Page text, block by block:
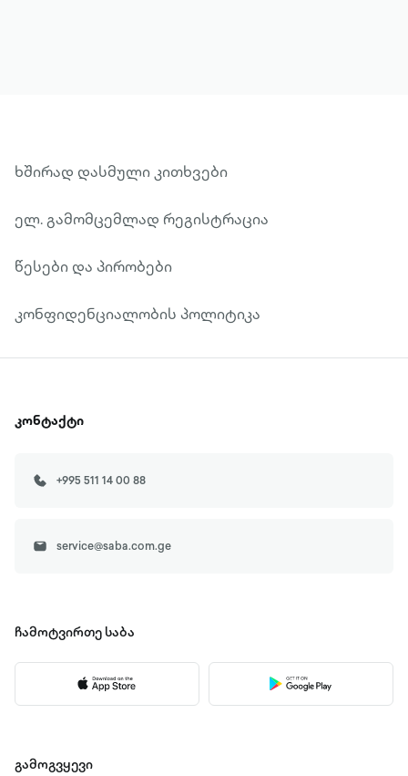
ხშირად დასმული კითხვები
ელ. გამომცემლად რეგისტრაცია
წესები და პირობები
კონფიდენციალობის პოლიტიკა
კონტაქტი
+995 511 14 00 88
service@saba.com.ge
ჩამოტვირთე საბა
გამოგვყევი